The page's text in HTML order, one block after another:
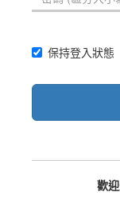
保持登入狀態
歡